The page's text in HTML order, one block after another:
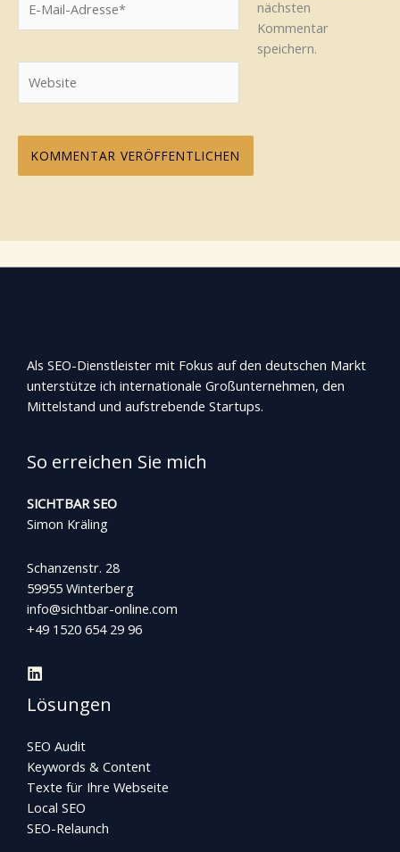
Mail-
nächsten
Kommentar
speichern.
Als SEO-Dienstleister mit Fokus auf den deutschen Markt
unterstütze ich internationale Großunternehmen, den
Mittelstand und aufstrebende Startups.
So erreichen Sie mich
SICHTBAR SEO
Simon Kräling
Schanzenstr. 28
59955 Winterberg
info@sichtbar-online.com
+49 1520 654 29 96
Lösungen
SEO Audit
Keywords & Content
Texte für Ihre Webseite
Local SEO
SEO-Relaunch